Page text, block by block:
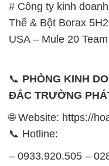
# Công ty kinh
Thể & Bột Borax
USA – Mule 20 Team
📞 PHÒNG KINH
ĐẮC TRƯỜNG
🌐 Website: https://
📞 Hotline:
– 0933.920.505 –